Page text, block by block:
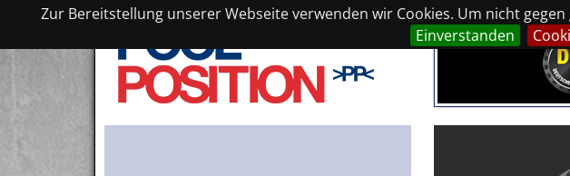
Zur Bereitstellung unserer Webseite verwenden wir Cookies. Um nicht
Einverstanden